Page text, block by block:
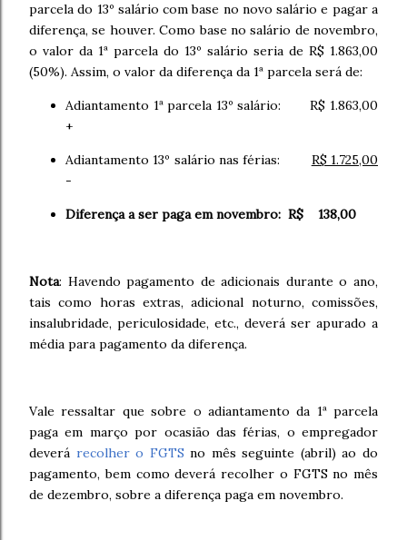
parcela do 13º salário com base no novo salário e pagar a
diferença, se houver. Como base no salário de novembro,
o valor da 1ª parcela do 13º salário seria de R$ 1.863,00
(50%). Assim, o valor da diferença da 1ª parcela será de:
Adiantamento 1ª parcela 13º salário: R$ 1.863,00
+
Adiantamento 13º salário nas férias: R$ 1.725,00
-
Diferença a ser paga em novembro: R$ 138,00
Nota: Havendo pagamento de adicionais durante o ano,
tais como horas extras, adicional noturno, comissões,
insalubridade, periculosidade, etc., deverá ser apurado a
média para pagamento da diferença.
Vale ressaltar que sobre o adiantamento da 1ª parcela
paga em março por ocasião das férias, o empregador
deverá recolher o FGTS no mês seguinte (abril) ao do
pagamento, bem como deverá recolher o FGTS no mês
de dezembro, sobre a diferença paga em novembro.